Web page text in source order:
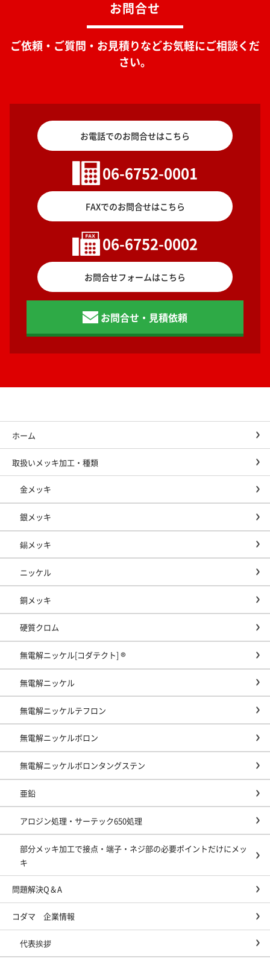
お問合せ
ご依頼・ご質問・お見積りなどお気軽にご相談くだ
さい。
お電話でのお問合せはこちら
06-6752-0001
FAXでのお問合せはこちら
06-6752-0002
お問合せフォームはこちら
お問合せ・見積依頼
ホーム
取扱いメッキ加工・種類
金メッキ
銀メッキ
錫メッキ
ニッケル
銅メッキ
硬質クロム
無電解ニッケル[コダテクト] ®
無電解ニッケル
無電解ニッケルテフロン
無電解ニッケルボロン
無電解ニッケルボロンタングステン
亜鉛
アロジン処理・サーテック650処理
部分メッキ加工で接点・端子・ネジ部の必要ポイントだけにメッ
キ
問題解決Q＆A
コダマ 企業情報
代表挨拶